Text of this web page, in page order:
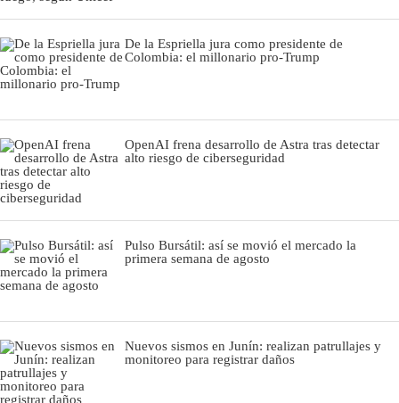
De la Espriella jura como presidente de
Colombia: el millonario pro-Trump
OpenAI frena desarrollo de Astra tras detectar
alto riesgo de ciberseguridad
Pulso Bursátil: así se movió el mercado la
primera semana de agosto
Nuevos sismos en Junín: realizan patrullajes y
monitoreo para registrar daños